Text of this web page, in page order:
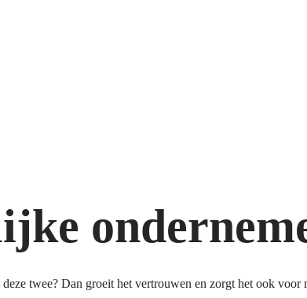
twee? Dan groeit het vertrouwen en zorgt het ook voor